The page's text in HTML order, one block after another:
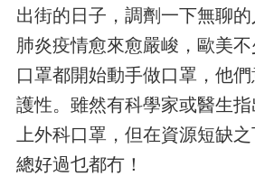
出街的日子，調劑一下無聊
肺炎疫情愈來愈嚴峻，歐美
口罩都開始動手做口罩，他
護性。雖然有科學家或醫生
上外科口罩，但在資源短缺
總好過乜都冇！